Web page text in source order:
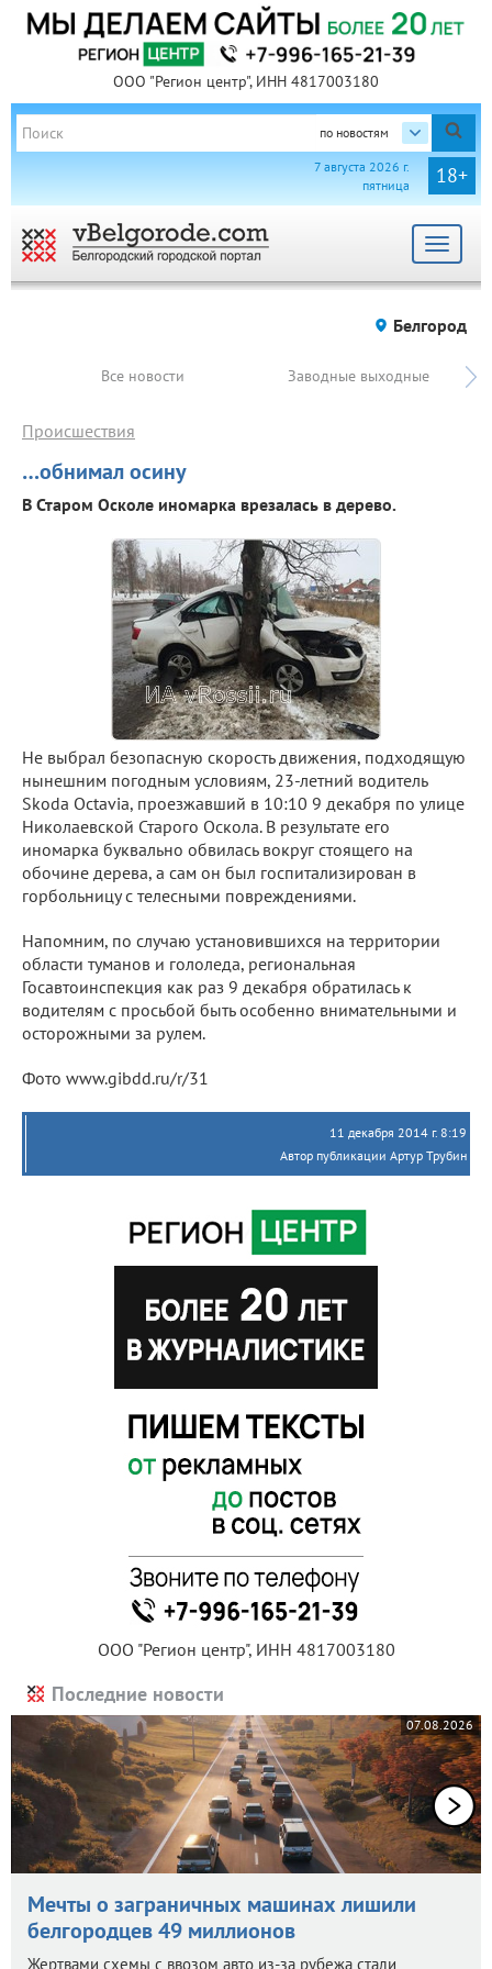
ООО "Регион центр", ИНН 4817003180
по новостям
18+
7 августа 2026 г.
пятница
Toggle
Белгород
Все новости Заводные выходные
…обнимал осину
Происшествия
В Старом Осколе иномарка врезалась в дерево.
Не выбрал безопасную скорость движения, подходящую
нынешним погодным условиям, 23-летний водитель
Skoda Octavia, проезжавший в 10:10 9 декабря по улице
Николаевской Старого Оскола. В результате его
иномарка буквально обвилась вокруг стоящего на
обочине дерева, а сам он был госпитализирован в
горбольницу с телесными повреждениями.
Напомним, по случаю установившихся на территории
области туманов и гололеда, региональная
Госавтоинспекция как раз 9 декабря обратилась к
водителям с просьбой быть особенно внимательными и
осторожными за рулем.
Фото www.gibdd.ru/r/31
11 декабря 2014 г. 8:19
Автор публикации Артур Трубин
ООО "Регион центр", ИНН 4817003180
Последние новости
07.08.2026
Мечты о заграничных машинах лишили
белгородцев 49 миллионов
Жертвами схемы с ввозом авто из-за рубежа стали